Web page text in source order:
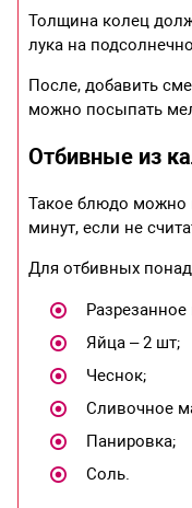
Толщина колец
лука на
После, добавить
можно посыпать
Отбивные из
Такое блюдо можно
минут, если не
Для отбивных
Яйца – 2 шт;
Чеснок;
Сливочное
Панировка;
Соль.